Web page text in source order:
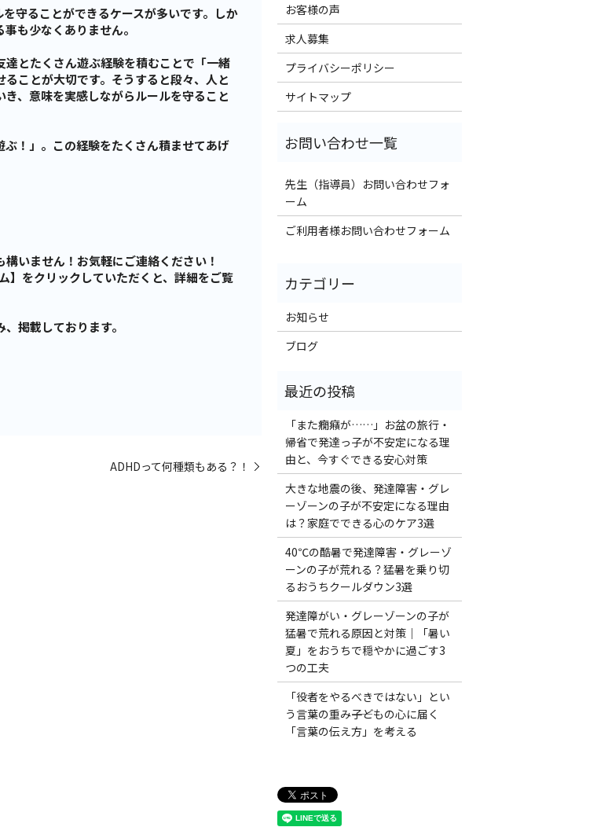
守ることができるケースが多いです。しか
も少なくありません。
とたくさん遊ぶ経験を積むことで「一緒
ことが大切です。そうすると段々、人と
、意味を実感しながらルールを守ること
！」。この経験をたくさん積ませてあげ
いません！お気軽にご連絡ください！
】をクリックしていただくと、詳細をご覧
掲載しております。
ADHDって何種類もある？！
お客様の声
求人募集
プライバシーポリシー
サイトマップ
先生（指導員）お問い合わせフォ
ーム
ご利用者様お問い合わせフォーム
お知らせ
ブログ
「また癇癪が……」お盆の旅行・
帰省で発達っ子が不安定になる理
由と、今すぐできる安心対策
大きな地震の後、発達障害・グレ
ーゾーンの子が不安定になる理由
は？家庭でできる心のケア3選
40℃の酷暑で発達障害・グレーゾ
ーンの子が荒れる？猛暑を乗り切
るおうちクールダウン3選
発達障がい・グレーゾーンの子が
猛暑で荒れる原因と対策｜「暑い
夏」をおうちで穏やかに過ごす3
つの工夫
「役者をやるべきではない」とい
う言葉の重み――子どもの心に届く
「言葉の伝え方」を考える